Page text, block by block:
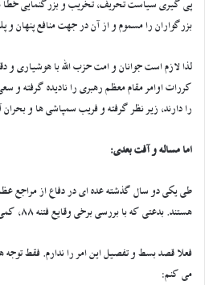
پی گیری سیاست تحریف، تخریب و بزرگنمایی خطا
بزرگواران را مسموم و از آن در جهت منافع پنهان و
لذا لازم است جوانان و امت حزب الله با هوشیاری و
کررات اوامر مقام معظم رهبری را نادیده گرفته و
را دارند، زیر نظر گرفته و فریب سمپاشی ها و بحران
اما مساله و آفت بعدی:
طی یکی دو سال گذشته عده ای در دفاع از مراجع
هستند. بدعتی که با بررسی برخی وقایع فتنه 88، کمی مرموز و مشکوک می نماید.
فعلا قصد بسط و تفصیل این امر را ندارم. فقط
می کنم: